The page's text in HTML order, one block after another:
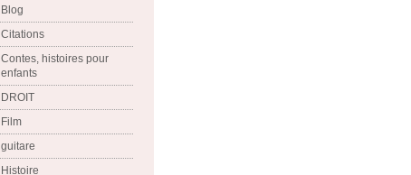
Blog
Citations
Contes, histoires pour
enfants
DROIT
Film
guitare
Histoire